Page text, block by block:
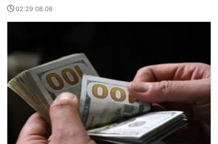
02:29 08.08